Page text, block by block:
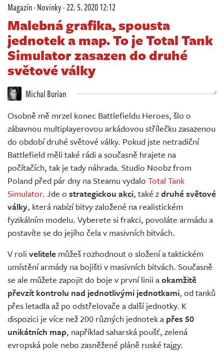
Redakce
Živě
Magazín·Novinky·22. 5. 2020 12:12
Malebná grafika, spousta
jednotek a map. To je Total Tank
Simulator zasazen do druhé
světové války
Michal Burian
Osobně mě mrzel konec Battlefieldu Heroes, šlo o
zábavnou multiplayerovou arkádovou střílečku zasazenou
do období druhé světové války. Pokud jste netradiční
Battlefield měli také rádi a současně hrajete na
počítačích, tak je tady náhrada. Studio Noobz from
Poland před pár dny na Steamu vydalo Total Tank
Simulator. Jde o strategickou akci, také zdruhé světové
války, která nabízí bitvy založené na realistickém
fyzikálním modelu. Vyberete si frakci, povoláte armádu a
postavíte se do jejího čela v masivních bitvách.
V roli velitele můžeš rozhodnout o složení a taktickém
umístění armády na bojišti v masivních bitvách. Současně
se ale můžete zapojit do boje v první linii aokamžitě
převzít kontrolu nad jednotlivými jednotkami, od tanků
přes letadla až po odstřelovače a další jednotky. K
dispozici je více než 200 různých jednotek a přes 50
unikátních map, například saharská poušť, zelená
evropská pole nebo zasněžené pláně ruské tajgy.